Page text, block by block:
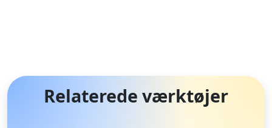
Relaterede værktøjer